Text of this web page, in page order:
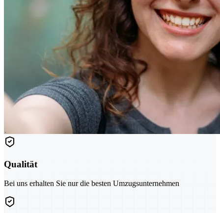
Qualität
Bei uns erhalten Sie nur die besten Umzugsunternehmen